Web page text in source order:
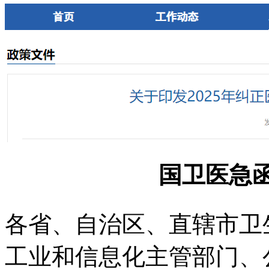
国卫医急
各省、自治区、直辖市
工业和信息化主管部门